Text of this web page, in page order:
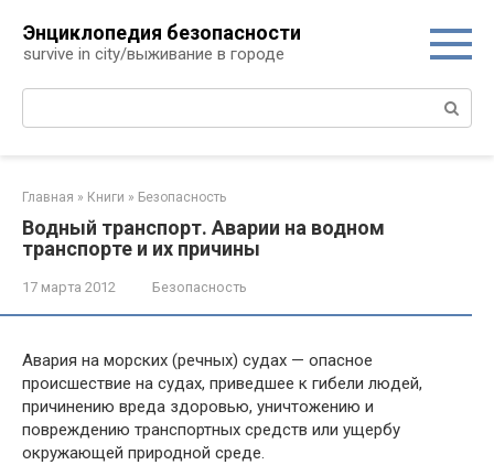
контенту
Энциклопедия безопасности
survive in city/выживание в городе
Поиск:
Главная » Книги » Безопасность
Водный транспорт. Аварии на водном
транспорте и их причины
17 марта 2012 Безопасность
Авария на морских (речных) судах — опасное
происшествие на судах, приведшее к гибели людей,
причинению вреда здоровью, уничтожению и
повреждению транспортных средств или ущербу
окружающей природной среде.